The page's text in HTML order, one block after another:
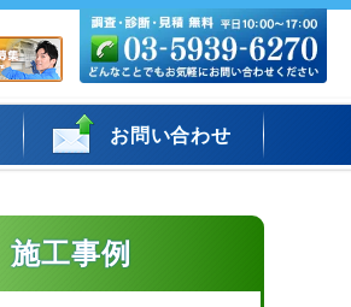
お問い合わせ
施工事例